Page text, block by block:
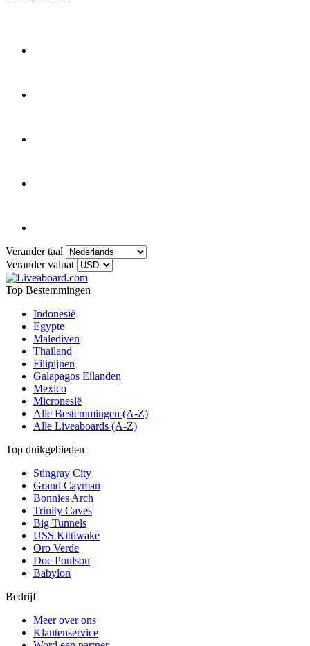
Verander taal
Verander valuat
Top Bestemmingen
Indonesië
Egypte
Malediven
Thailand
Filipijnen
Galapagos Eilanden
Mexico
Micronesië
Alle Bestemmingen (A-Z)
Alle Liveaboards (A-Z)
Top duikgebieden
Stingray City
Grand Cayman
Bonnies Arch
Trinity Caves
Big Tunnels
USS Kittiwake
Oro Verde
Doc Poulson
Babylon
Bedrijf
Meer over ons
Klantenservice